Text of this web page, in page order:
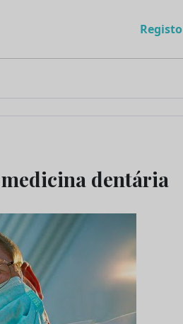
Registo
medicina dentária